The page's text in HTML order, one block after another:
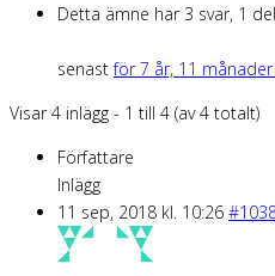
Detta ämne har 3 svar, 1
senastför 7 år, 11
Visar 4 inlägg - 1 till 4 (av 4 totalt)
Författare
Inlägg
11 sep, 2018 kl. 10:26